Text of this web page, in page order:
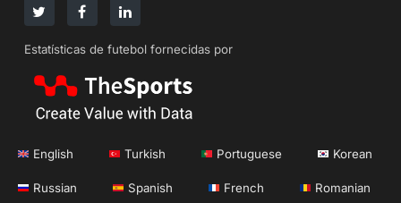
Estatísticas de futebol fornecidas por
English Turkish Portuguese Korean
Russian Spanish French Romanian